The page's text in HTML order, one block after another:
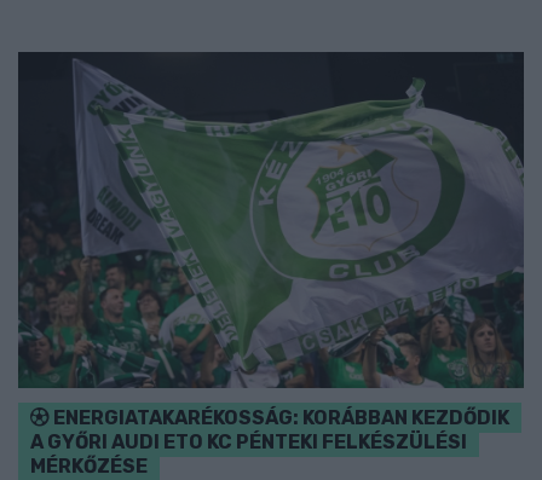
ENERGIATAKARÉKOSSÁG: KORÁBBAN KEZDŐDIK
A GYŐRI AUDI ETO KC PÉNTEKI FELKÉSZÜLÉSI
MÉRKŐZÉSE